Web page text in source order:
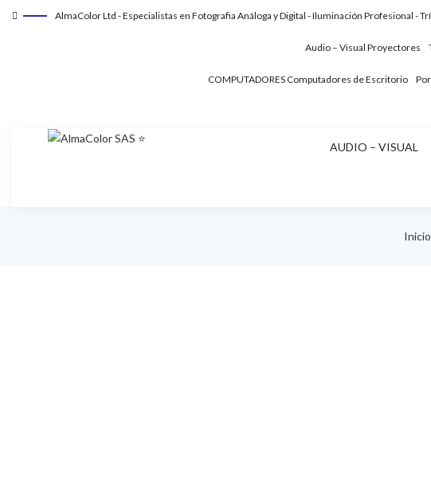
AlmaColor Ltd - Especialistas en Fotografia Análoga y Digital - Iluminación Profesional -
Audio – Visual Proyectores
COMPUTADORES Computadores de Escritorio
AUDIO – VISUAL
Inicio